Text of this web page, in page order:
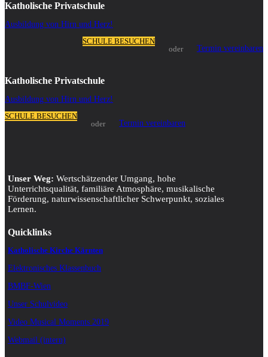
Katholische Privatschule
Ausbildung von Hirn und Herz!
Termin vereinbaren
oder
SCHULE BESUCHEN
Katholische Privatschule
Ausbildung von Hirn und Herz!
SCHULE BESUCHEN
oder
Termin vereinbaren
Unser Weg: Wertschätzender Umgang, hohe
Unterrichtsqualität, familiäre Atmosphäre, musikalische
Förderung, naturwissenschaftlicher Schwerpunkt, soziales
Lernen.
Quicklinks
Katholische Kirche Kärnten
Elektronisches Klassenbuch
BMBF-Wien
Unser Schulvideo
Video Musical Moments 2019
Webmail (intern)